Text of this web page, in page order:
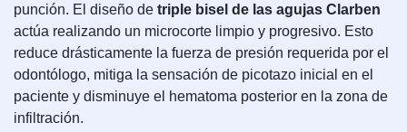
punción. El diseño de triple bisel de las agujas Clarben
actúa realizando un microcorte limpio y progresivo. Esto
reduce drásticamente la fuerza de presión requerida por el
odontólogo, mitiga la sensación de picotazo inicial en el
paciente y disminuye el hematoma posterior en la zona de
infiltración.